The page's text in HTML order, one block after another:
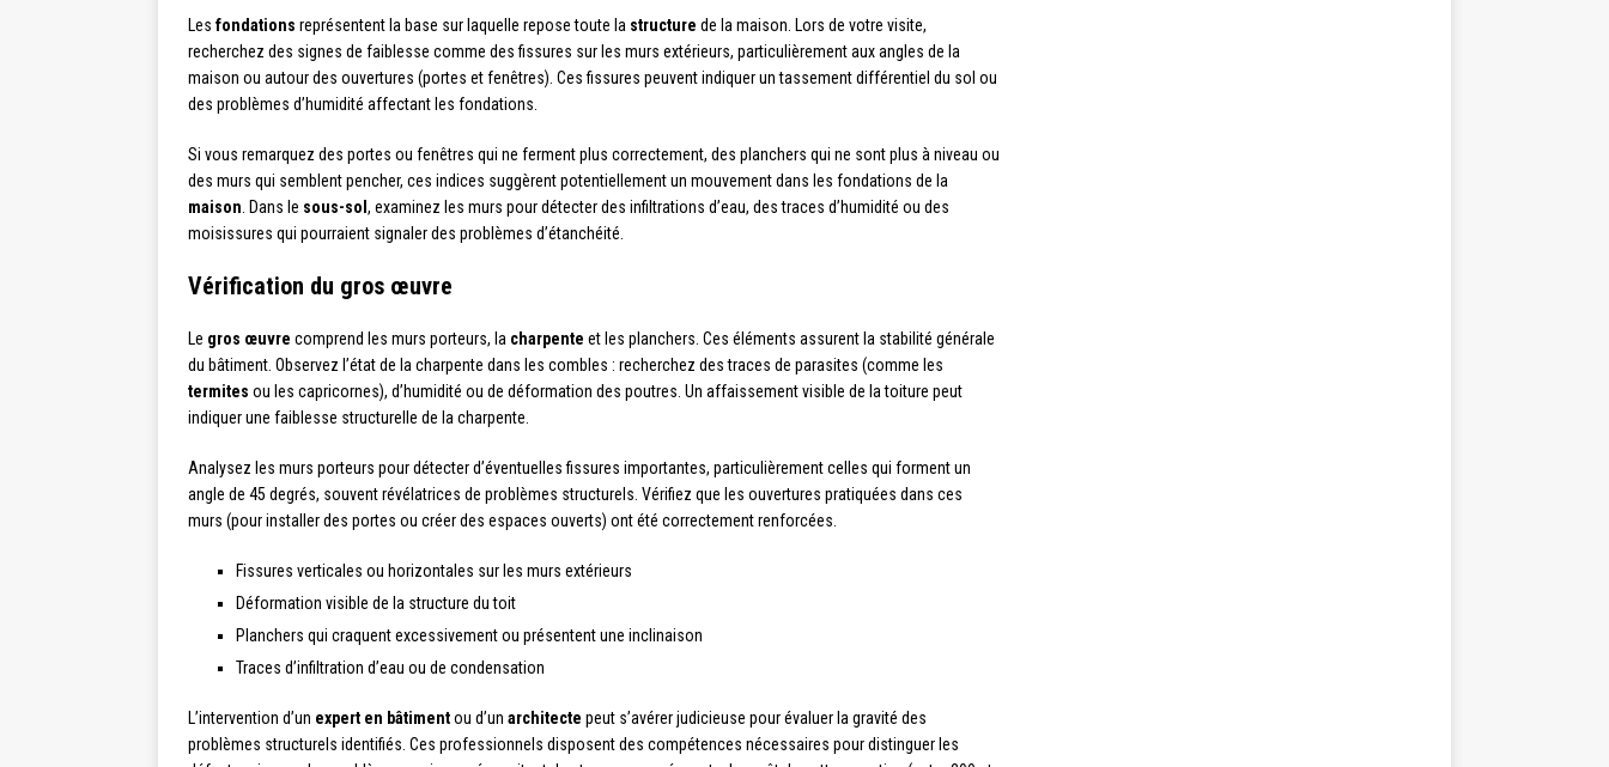
Les fondations représentent la base sur laquelle repose toute la structure de la maison. Lors de votre visite,
recherchez des signes de faiblesse comme des fissures sur les murs extérieurs, particulièrement aux angles de la
maison ou autour des ouvertures (portes et fenêtres). Ces fissures peuvent indiquer un tassement différentiel du sol ou
des problèmes d’humidité affectant les fondations.
Si vous remarquez des portes ou fenêtres qui ne ferment plus correctement, des planchers qui ne sont plus à niveau ou
des murs qui semblent pencher, ces indices suggèrent potentiellement un mouvement dans les fondations de la
maison . Dans le sous-sol , examinez les murs pour détecter des infiltrations d’eau, des traces d’humidité ou des
moisissures qui pourraient signaler des problèmes d’étanchéité.
Vérification du gros œuvre
Le gros œuvre comprend les murs porteurs, la charpente et les planchers. Ces éléments assurent la stabilité générale
du bâtiment. Observez l’état de la charpente dans les combles : recherchez des traces de parasites (comme les
termites ou les capricornes), d’humidité ou de déformation des poutres. Un affaissement visible de la toiture peut
indiquer une faiblesse structurelle de la charpente.
Analysez les murs porteurs pour détecter d’éventuelles fissures importantes, particulièrement celles qui forment un
angle de 45 degrés, souvent révélatrices de problèmes structurels. Vérifiez que les ouvertures pratiquées dans ces
murs (pour installer des portes ou créer des espaces ouverts) ont été correctement renforcées.
Fissures verticales ou horizontales sur les murs extérieurs
Déformation visible de la structure du toit
Planchers qui craquent excessivement ou présentent une inclinaison
Traces d’infiltration d’eau ou de condensation
L’intervention d’un expert en bâtimentou d’un architecte peut s’avérer judicieuse pour évaluer la gravité des
problèmes structurels identifiés. Ces professionnels disposent des compétences nécessaires pour distinguer les